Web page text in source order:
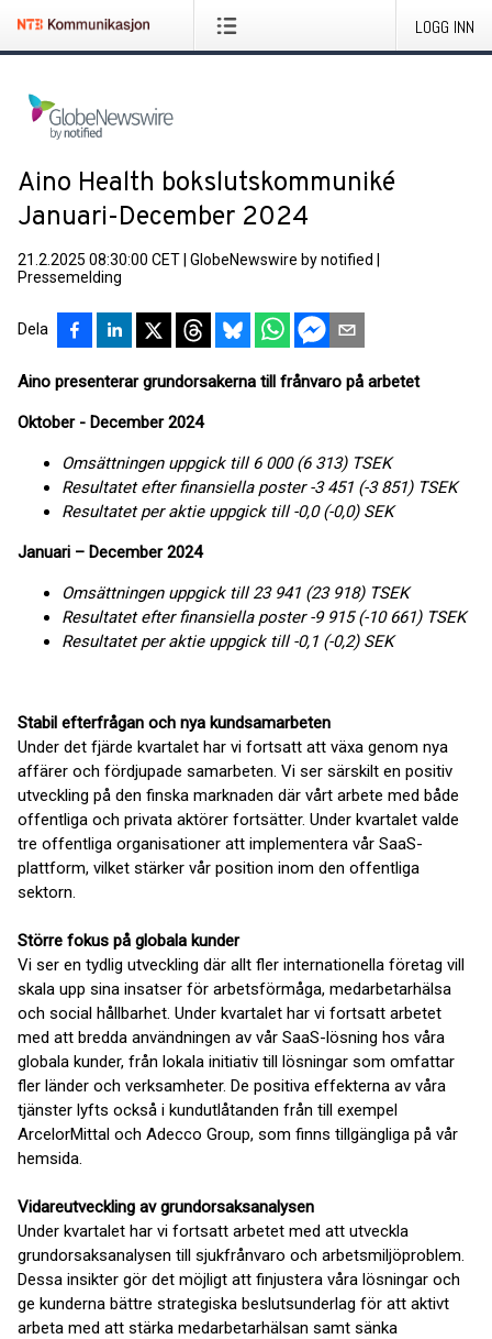
LOGG INN
Aino Health bokslutskommuniké
Januari-December 2024
21.2.2025 08:30:00 CET GlobeNewswire by notified
Pressemelding
Dela
Aino presenterar grundorsakerna till frånvaro på arbetet
Oktober - December 2024
Omsättningen uppgick till 6 000 (6 313) TSEK
Resultatet efter finansiella poster -3 451 (-3 851) TSEK
Resultatet per aktie uppgick till -0,0 (-0,0) SEK
Januari – December 2024
Omsättningen uppgick till 23 941 (23 918) TSEK
Resultatet efter finansiella poster -9 915 (-10 661) TSEK
Resultatet per aktie uppgick till -0,1 (-0,2) SEK
Stabil efterfrågan och nya kundsamarbeten
Under det fjärde kvartalet har vi fortsatt att växa genom nya
affärer och fördjupade samarbeten. Vi ser särskilt en positiv
utveckling på den finska marknaden där vårt arbete med både
offentliga och privata aktörer fortsätter. Under kvartalet valde
tre offentliga organisationer att implementera vår SaaS-
plattform, vilket stärker vår position inom den offentliga
sektorn.
Större fokus på globala kunder
Vi ser en tydlig utveckling där allt fler internationella företag vill
skala upp sina insatser för arbetsförmåga, medarbetarhälsa
och social hållbarhet. Under kvartalet har vi fortsatt arbetet
med att bredda användningen av vår SaaS-lösning hos våra
globala kunder, från lokala initiativ till lösningar som omfattar
fler länder och verksamheter. De positiva effekterna av våra
tjänster lyfts också i kundutlåtanden från till exempel
ArcelorMittal och Adecco Group, som finns tillgängliga på vår
hemsida.
Vidareutveckling av grundorsaksanalysen
Under kvartalet har vi fortsatt arbetet med att utveckla
grundorsaksanalysen till sjukfrånvaro och arbetsmiljöproblem.
Dessa insikter gör det möjligt att finjustera våra lösningar och
ge kunderna bättre strategiska beslutsunderlag för att aktivt
arbeta med att stärka medarbetarhälsan samt sänka